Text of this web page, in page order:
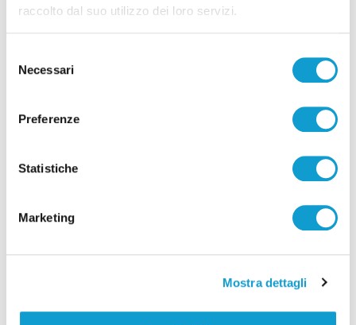
raccolto dal suo utilizzo dei loro servizi.
delNecessari
Preferenze
Statistiche
Marketing
Mostra dettagli
del Torrette: 1.200 posti
A14 - Chiusura notturna stazione Ancona